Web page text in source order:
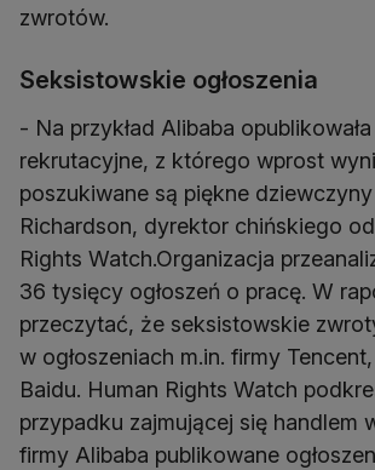
zwrotów.
Seksistowskie ogłoszenia
- Na przykład Alibaba
rekrutacyjne, z którego wprost
poszukiwane są piękne
Richardson, dyrektor chińskiego
Rights Watch.Organizacja
36 tysięcy ogłoszeń o pracę. W
przeczytać, że seksistowskie
w ogłoszeniach m.in. firmy
Baidu. Human Rights Watch
przypadku zajmującej się handlem
firmy Alibaba publikowane